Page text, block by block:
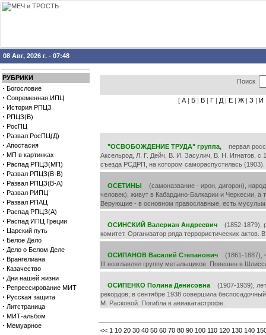
08 Авг, 2026 г. - 07:48
РУБРИКИ
· Богословие
· Современная ИПЦ
· История РПЦЗ
· РПЦЗ(В)
· РосПЦ
· Развал РосПЦ(Д)
· Апостасия
· МП в картинках
· Распад РПЦЗ(МП)
· Развал РПЦЗ(В-В)
· Развал РПЦЗ(В-А)
· Развал РИПЦ
· Развал РПАЦ
· Распад РПЦЗ(А)
· Распад ИПЦ Греции
· Царский путь
· Белое Дело
· Дело о Белом Деле
· Врангелиана
· Казачество
· Дни нашей жизни
· Репрессирование МИТ
· Русская защита
· Литстраница
· МИТ-альбом
· Мемуарное
Поиск
[ А | Б | В | Г | Д | Е | Ж | З | И
"ОСВОБОЖДЕНИЕ ТРУДА" группа, первая
Аксельрод, Л. Г. Дейч, В. И. Засулич, В. Н. Игнатов, с
съезда РСДРП, на котором самораспустилась (1903).
ОСЕТИНЫ (самоназвание - ирон, дигорон),
человек), живут в Кабардино-Балкарии и Черкесии,
Верующие - в основном православные, есть
ОСИНСКИЙ Валериан Андреевич (1852-1879),
комитет. Организатор ряда террористических
ОСИПАНОВ Василий Степанович (1861-1887),
III возглавлял группу метальщиков. Повешен в
ОСИПЕНКО Полина Денисовна (1907-1939),
рекордов; в сентябре 1938 совершила
М. Расковой. Погибла в авиакатастрофе.
<< 1 10 20 30 40 50 60 70 80 90 100 110 120 130 140